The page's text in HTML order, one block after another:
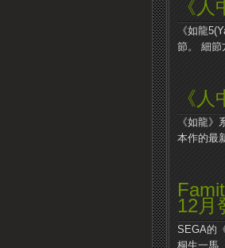
《
《如龍
節。 細節
《
《如龍
本作的最
12月
SEGA的
桐生一馬